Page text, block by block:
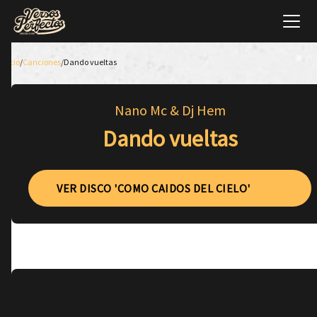
Inicio/Canciones/Dando vueltas
Nano Mc & Dj Hem
Dando vueltas
VER DISCO 'COMO CAIDOS DEL CIELO'